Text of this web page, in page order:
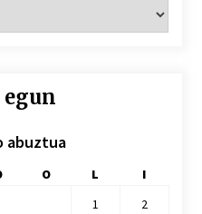
abuztua
O L
I
1
2